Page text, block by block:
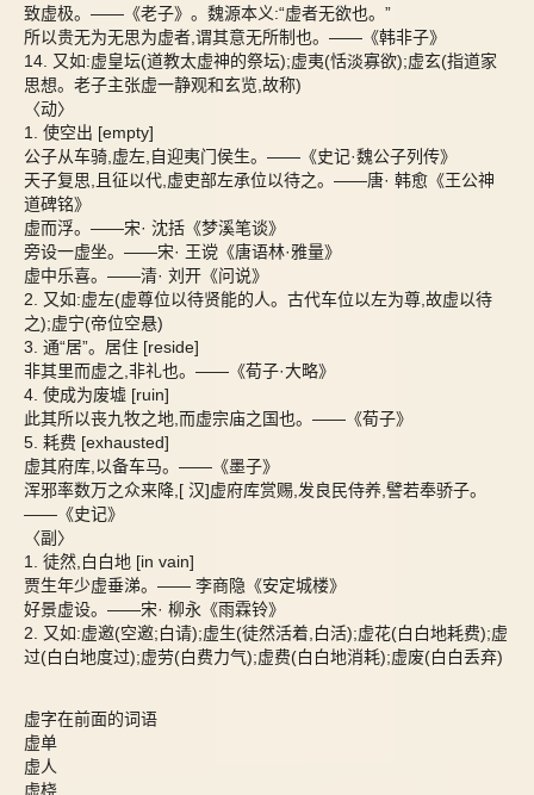
致虚极。——《老子》。魏源本义:“虚者无欲也。”
所以贵无为无思为虚者,谓其意无所制也。——《韩非子》
14. 又如:虚皇坛(道教太虚神的祭坛);虚夷(恬淡寡欲);虚玄(指道家
思想。老子主张虚一静观和玄览,故称)
〈动〉
1. 使空出 [empty]
公子从车骑,虚左,自迎夷门侯生。——《史记·魏公子列传》
天子复思,且征以代,虚吏部左承位以待之。——唐· 韩愈《王公神
道碑铭》
虚而浮。——宋· 沈括《梦溪笔谈》
旁设一虚坐。——宋· 王谠《唐语林·雅量》
虚中乐喜。——清· 刘开《问说》
2. 又如:虚左(虚尊位以待贤能的人。古代车位以左为尊,故虚以待
之);虚宁(帝位空悬)
3. 通“居”。居住 [reside]
非其里而虚之,非礼也。——《荀子·大略》
4. 使成为废墟 [ruin]
此其所以丧九牧之地,而虚宗庙之国也。——《荀子》
5. 耗费 [exhausted]
虚其府库,以备车马。——《墨子》
浑邪率数万之众来降,[ 汉]虚府库赏赐,发良民侍养,譬若奉骄子。
——《史记》
〈副〉
1. 徒然,白白地 [in vain]
贾生年少虚垂涕。—— 李商隐《安定城楼》
好景虚设。——宋· 柳永《雨霖铃》
2. 又如:虚邀(空邀;白请);虚生(徒然活着,白活);虚花(白白地耗费);虚
过(白白地度过);虚劳(白费力气);虚费(白白地消耗);虚废(白白丢弃)
虚字在前面的词语
虚单
虚人
虚桡